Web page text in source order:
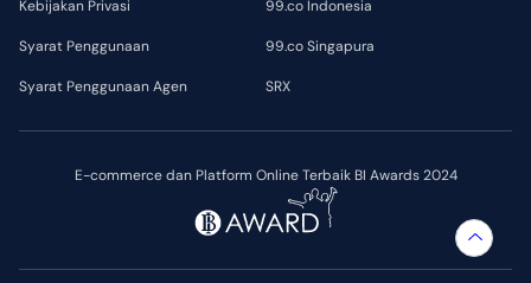
E-commerce dan Platform Online Terbaik BI Awards 2024
Kebijakan Privasi
Syarat Penggunaan
Syarat Penggunaan Agen
99.co Indonesia
99.co Singapura
SRX